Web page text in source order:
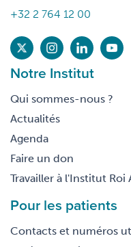
+32 2 764 12 00
Notre Institut
Qui sommes-nous ?
Actualités
Agenda
Faire un don
Travailler à l'Institut Roi
Pour les patients
Contacts et numéros